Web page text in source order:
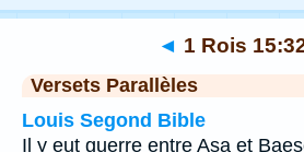
◄ 1 Rois
Versets Parallèles
Louis Segond Bible
Il y eut guerre entre Asa et